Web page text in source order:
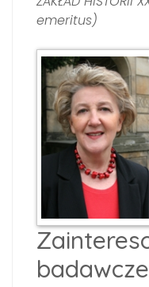
emeritus)